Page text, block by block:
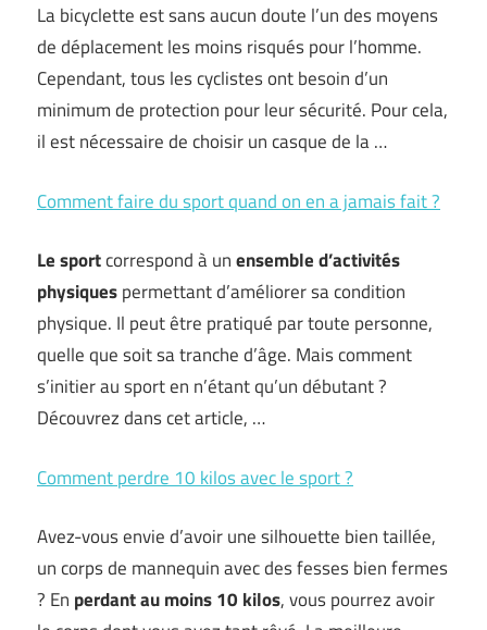
La bicyclette est sans aucun doute l’un des moyens
de déplacement les moins risqués pour l’homme.
Cependant, tous les cyclistes ont besoin d’un
minimum de protection pour leur sécurité. Pour cela,
il est nécessaire de choisir un casque de la …
Comment faire du sport quand on en a jamais fait ?
Le sportcorrespond à unensemble d’activités
physiquespermettant d’améliorer sa condition
physique. Il peut être pratiqué par toute personne,
quelle que soit sa tranche d’âge. Mais comment
s’initier au sport en n’étant qu’un débutant ?
Découvrez dans cet article, …
Comment perdre 10 kilos avec le sport ?
Avez-vous envie d’avoir une silhouette bien taillée,
un corps de mannequin avec des fesses bien fermes
? En perdant au moins 10 kilos, vous pourrez avoir